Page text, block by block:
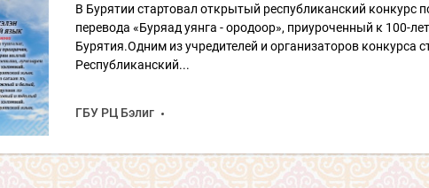
В Бурятии стартовал открытый республиканский конкурс
перевода «Буряад уянга - ородоор», приуроченный к 100-
Бурятия.Одним из учредителей и организаторов конкурса
Республиканский...
ГБУ РЦ Бэлиг